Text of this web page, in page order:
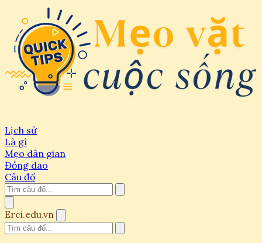
Lịch sử
Là gì
Mẹo dân gian
Đồng dao
Câu đố
Erci.edu.vn